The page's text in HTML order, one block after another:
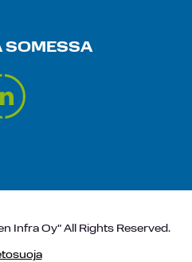
SOMESSA
Infra Oy" All Rights Reserved.